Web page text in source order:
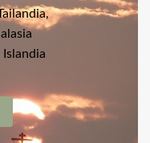
Islandia